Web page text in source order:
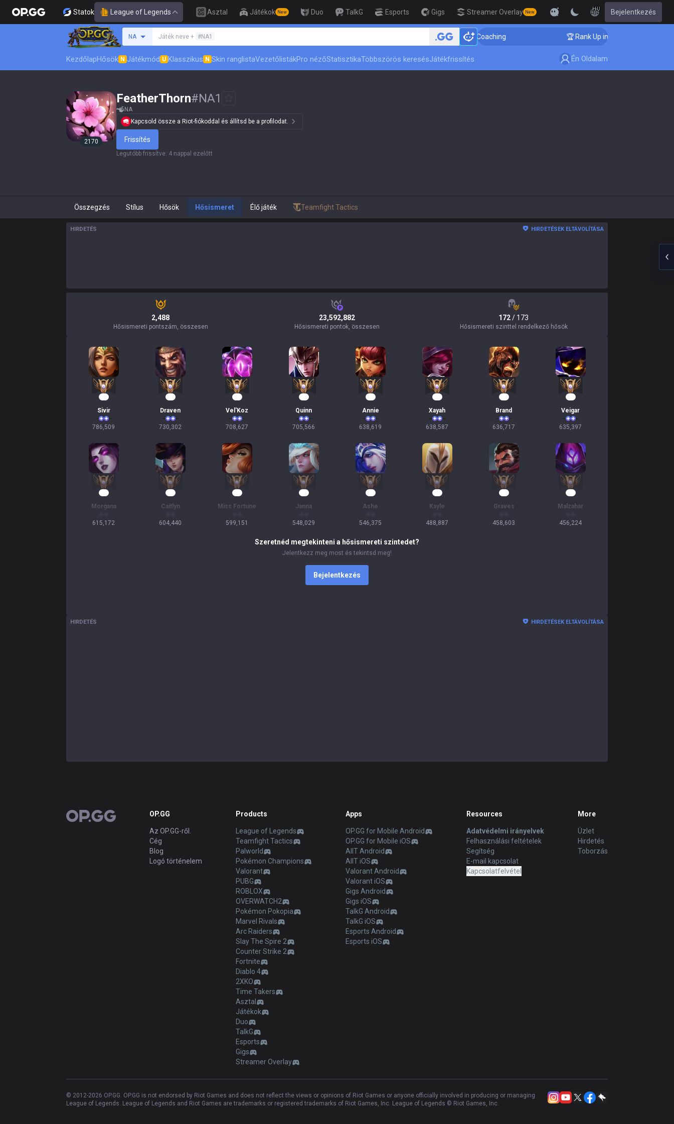
Statok League of Legends Asztal Játékok New Duo TalkG Esports Gigs Streamer Overlay New
HU Bejelentkezés
NA
Keresés egy szummonert
Játék neve + #NA1 🏆 Rank Up in 3 Days! Challenger Coaching 🏆 Rank Up in 3 Days! Challenger
KezdőlapHősök N Játékmód U Klasszikus N Skin ranglistaVezetőlistákPro nézőStatisztikaTöbbszörös keresésJátékfrissítés Én Oldalam
2170
FeatherThorn#NA1
NA
Kapcsold össze a Riot-fiókoddal és állítsd be a profilodat.
Frissítés
Legutóbb frissítve: 4 nappal ezelőtt
Összegzés Stílus Hősök Hősismeret Élő játék Teamfight Tactics
HIRDETÉS HIRDETÉSEK ELTÁVOLÍTÁSA
2,488
Hősismereti pontszám, összesen
23,592,882
Hősismereti pontok, összesen
172/ 173
Hősismereti szinttel rendelkező hősök
74
Sivir
786,509
69
Draven
730,302
67
Vel'Koz
708,627
67
Quinn
705,566
61
Annie
638,619
61
Xayah
638,587
61
Brand
636,717
60
Veigar
635,397
Morgana
615,172
Caitlyn
604,440
Miss Fortune
599,151
Janna
548,029
Ashe
546,375
Kayle
488,887
Graves
458,603
Malzahar
456,224
Szeretnéd megtekinteni a hősismereti szintedet?
Jelentkezz meg most és tekintsd meg!
Bejelentkezés
HIRDETÉS HIRDETÉSEK ELTÁVOLÍTÁSA
OP.GG OP.GG
Az OP.GG-ről.
Cég
Blog
Logó történelem
Products
League of Legends
Teamfight Tactics
Palworld
Pokémon Champions
Valorant
PUBG
ROBLOX
OVERWATCH2
Pokémon Pokopia
Marvel Rivals
Arc Raiders
Slay The Spire 2
Counter Strike 2
Fortnite
Diablo 4
2XKO
Time Takers
Asztal
Játékok
Duo
TalkG
Esports
Gigs
Streamer Overlay
Apps
OP.GG for Mobile Android
OP.GG for Mobile iOS
AllT Android
AllT iOS
Valorant Android
Valorant iOS
Gigs Android
Gigs iOS
TalkG Android
TalkG iOS
Esports Android
Esports iOS
Resources
Adatvédelmi irányelvek
Felhasználási feltételek
Segítség
E-mail kapcsolat
Kapcsolatfelvétel
More
Üzlet
Hirdetés
Toborzás
© 2012-2026 OP.GG. OP.GG is not endorsed by Riot Games and does not reflect the views or opinions of Riot Games or anyone officially involved in producing or managing
League of Legends. League of Legends and Riot Games are trademarks or registered trademarks of Riot Games, Inc. League of Legends © Riot Games, Inc.